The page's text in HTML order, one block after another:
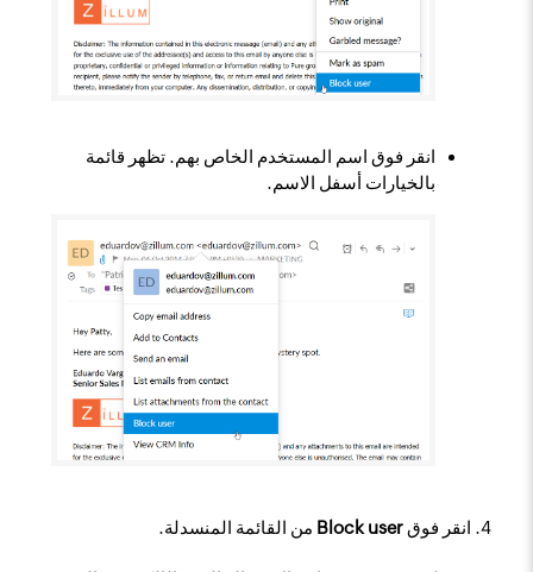
انقر فوق اسم المستخدم الخاص بهم. تظهر قائمة
بالخيارات أسفل الاسم.
انقر فوقBlock user من القائمة المنسدلة.